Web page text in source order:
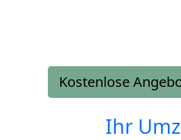
Kostenlose
Ihr